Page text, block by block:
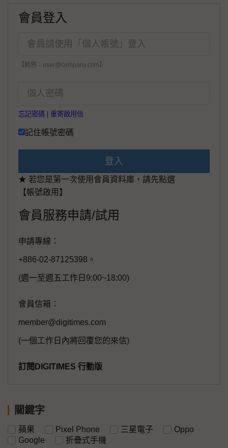
會員登入
【範例：user@company.com】
忘記密碼 重寄啟用信
記住帳號密碼
登入
★ 若您是第一次使用會員資料庫，請先點選
【帳號啟用】
會員服務申請/試用
申請專線：
+886-02-87125398。
(週一至週五工作日9:00~18:00)
會員信箱：
member@digitimes.com
(一個工作日內將回覆您的來信)
訂閱DIGITIMES 行動版
關鍵字
蘋果 Pixel Phone 三星電子
Oppo
Google
折疊式手機